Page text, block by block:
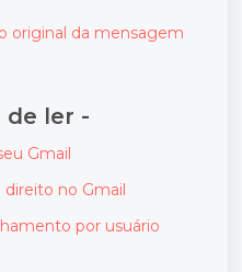
original da mensagem
de ler -
Gmail
direito no Gmail
por usuário